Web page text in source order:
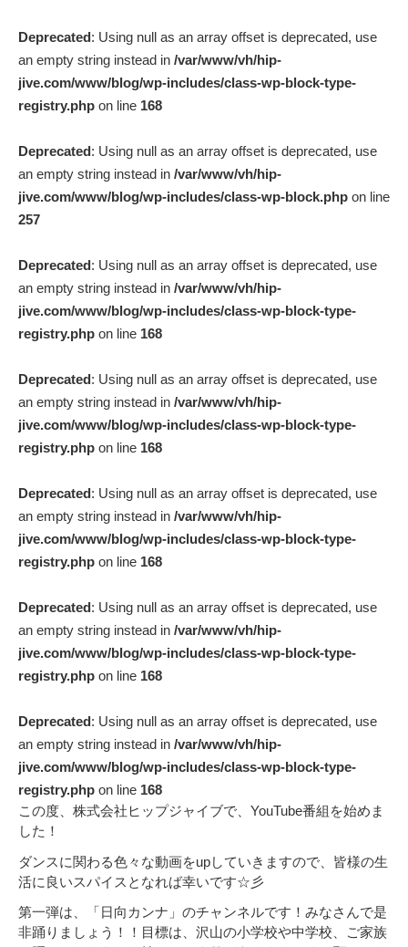
Deprecated: Using null as an array offset is deprecated, use
an empty string instead in /var/www/vh/hip-
jive.com/www/blog/wp-includes/class-wp-block-type-
registry.php on line 168
Deprecated: Using null as an array offset is deprecated, use
an empty string instead in /var/www/vh/hip-
jive.com/www/blog/wp-includes/class-wp-block.php on line
257
Deprecated: Using null as an array offset is deprecated, use
an empty string instead in /var/www/vh/hip-
jive.com/www/blog/wp-includes/class-wp-block-type-
registry.php on line 168
Deprecated: Using null as an array offset is deprecated, use
an empty string instead in /var/www/vh/hip-
jive.com/www/blog/wp-includes/class-wp-block-type-
registry.php on line 168
Deprecated: Using null as an array offset is deprecated, use
an empty string instead in /var/www/vh/hip-
jive.com/www/blog/wp-includes/class-wp-block-type-
registry.php on line 168
Deprecated: Using null as an array offset is deprecated, use
an empty string instead in /var/www/vh/hip-
jive.com/www/blog/wp-includes/class-wp-block-type-
registry.php on line 168
Deprecated: Using null as an array offset is deprecated, use
an empty string instead in /var/www/vh/hip-
jive.com/www/blog/wp-includes/class-wp-block-type-
registry.php on line 168
この度、株式会社ヒップジャイブで、YouTube番組を始めま
した！
ダンスに関わる色々な動画をupしていきますので、皆様の生
活に良いスパイスとなれば幸いです☆彡
第一弾は、「日向カンナ」のチャンネルです！みなさんで是
非踊りましょう！！目標は、沢山の小学校や中学校、ご家族